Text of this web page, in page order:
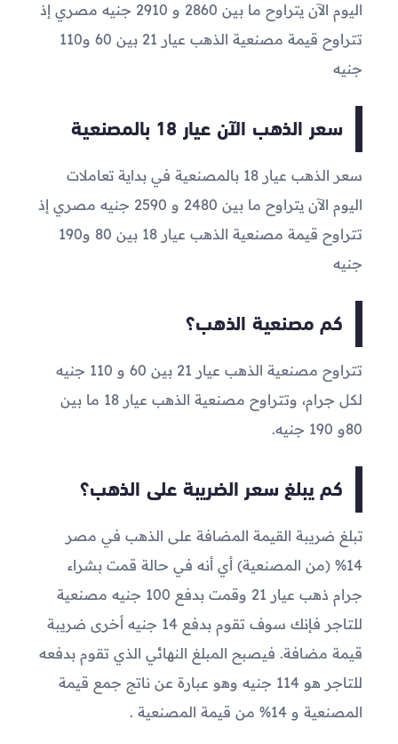
اليوم الآن يتراوح ما بين 2860 و 2910 جنيه مصري إذ
تتراوح قيمة مصنعية الذهب عيار 21 بين 60 و110
جنيه
سعر الذهب الآن عيار 18 بالمصنعية
سعر الذهب عيار 18 بالمصنعية في بداية تعاملات
اليوم الآن يتراوح ما بين 2480 و 2590 جنيه مصري إذ
تتراوح قيمة مصنعية الذهب عيار 18 بين 80 و190
جنيه
كم مصنعية الذهب؟
تتراوح مصنعية الذهب عيار 21 بين 60 و 110 جنيه
لكل جرام، وتتراوح مصنعية الذهب عيار 18 ما بين
80و 190 جنيه.
كم يبلغ سعر الضريبة على الذهب؟
تبلغ ضريبة القيمة المضافة على الذهب في مصر
14% (من المصنعية) أي أنه في حالة قمت بشراء
جرام ذهب عيار 21 وقمت بدفع 100 جنيه مصنعية
للتاجر فإنك سوف تقوم بدفع 14 جنيه أخرى ضريبة
قيمة مضافة. فيصبح المبلغ النهائي الذي تقوم بدفعه
للتاجر هو 114 جنيه وهو عبارة عن ناتج جمع قيمة
المصنعية و 14% من قيمة المصنعية .